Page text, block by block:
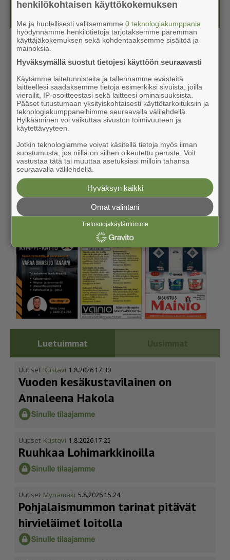
Luetuimmat Uusimmat
Uutiset Kustavi 1.8.2026 17.30
Vuoden kesäkus­ta­vi­lainen on
Annaleena Hakola
Uutiset Kustavi 1.8.2026 17.25
Ruuhkaa Lohimark­ki­noilla
Uutiset Mynämäki 5.8.2026 15.24
Pohja­lais­mummon tarinat pitävät
hirvieläimet loitolla
henkilökohtaisen käyttökokemuksen
Me ja huolellisesti valitsemamme0 teknologiakumppania
hyödynnämme henkilötietoja tarjotaksemme paremman
käyttäjäkokemuksen sekä kohdentaaksemme sisältöä ja
mainoksia.
Hyväksymällä suostut tietojesi käyttöön seuraavasti
Käytämme laitetunnisteita ja tallennamme evästeitä
laitteellesi saadaksemme tietoja esimerkiksi sivuista, joilla
vierailit, IP-osoitteestasi sekä laitteesi ominaisuuksista.
Pääset tutustumaan yksityiskohtaisesti käyttötarkoituksiin ja
teknologiakumppaneihimme seuraavalla välilehdellä.
Hylkääminen voi vaikuttaa sivuston toimivuuteen ja
käytettävyyteen.
Jotkin teknologiamme voivat käsitellä tietoja myös ilman
suostumusta, jos niillä on siihen oikeutettu peruste. Voit
vastustaa tätä tai muuttaa asetuksiasi milloin tahansa
seuraavalla välilehdellä.
Hyväksyn kaikki
Omat valintani
Tietosuojakäytäntömme